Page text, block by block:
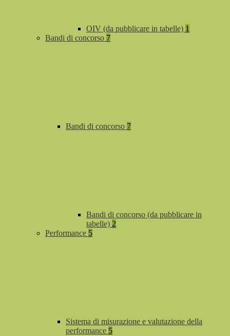
OIV (da pubblicare in tabelle) 1
Bandi di concorso 7
Bandi di concorso 7
Bandi di concorso (da pubblicare in
tabelle) 2
Performance 5
Sistema di misurazione e valutazione della
performance 5